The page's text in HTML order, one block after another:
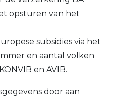
opsturen van het
subsidies via het
en aantal volken
en AVIB.
door aan